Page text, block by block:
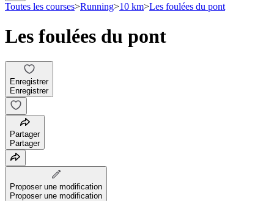
Toutes les courses>Running>10 km>Les foulées du pont
Les foulées du pont
Enregistrer
Enregistrer
Partager
Partager
Proposer une modification
Proposer une modification